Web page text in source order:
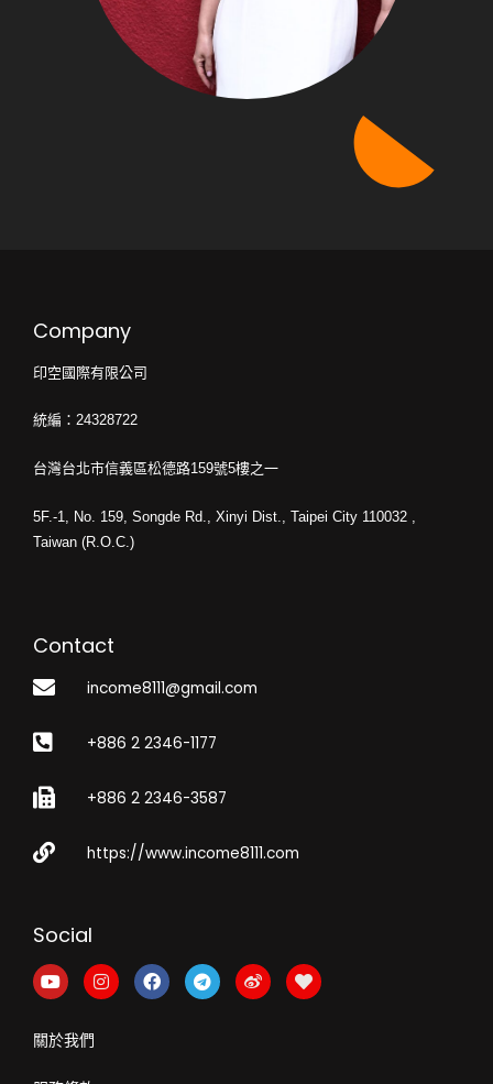
Company
印空國際有限公司
統編：24328722
台灣台北市信義區松德路159號5樓之一
5F.-1, No. 159, Songde Rd., Xinyi Dist., Taipei City 110032 ,
Taiwan (R.O.C.)
Contact
income8111@gmail.com
+886 2 2346-1177
+886 2 2346-3587
https://www.income8111.com
Social
Y
o
u
u
e
I
n
s
F
a
c
T
e
l
W
e
i
H
e
a
關於我們